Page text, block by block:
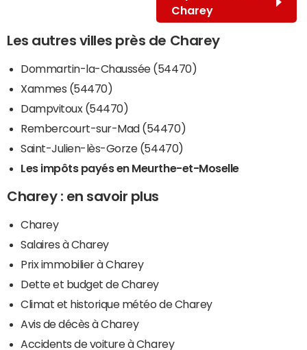
Charey
Les autres villes près de Charey
Dommartin-la-Chaussée (54470)
Xammes (54470)
Dampvitoux (54470)
Rembercourt-sur-Mad (54470)
Saint-Julien-lès-Gorze (54470)
Les impôts payés en Meurthe-et-Moselle
Charey : en savoir plus
Charey
Salaires à Charey
Prix immobilier à Charey
Dette et budget de Charey
Climat et historique météo de Charey
Avis de décès à Charey
Accidents de voiture à Charey